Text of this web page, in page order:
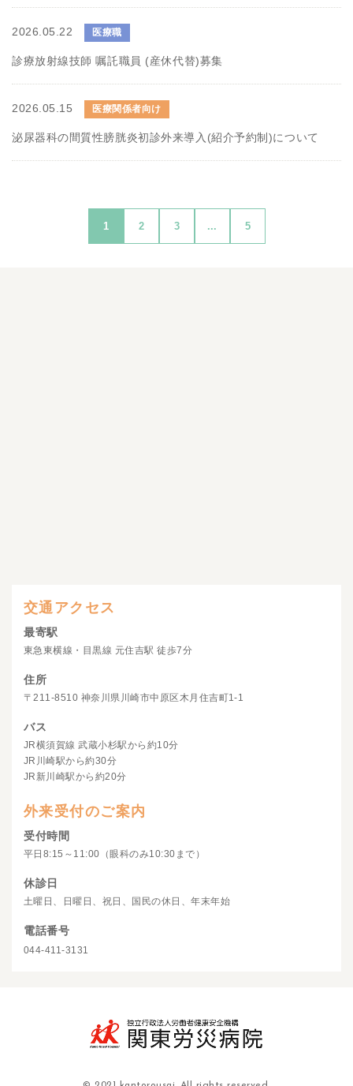
2026.05.22 医療職
診療放射線技師 嘱託職員 (産休代替)募集
2026.05.15 医療関係者向け
泌尿器科の間質性膀胱炎初診外来導入(紹介予約制)について
1 2 3 ... 5
交通アクセス
最寄駅
東急東横線・目黒線 元住吉駅 徒歩7分
住所
〒211-8510 神奈川県川崎市中原区木月住吉町1-1
バス
JR横須賀線 武蔵小杉駅から約10分
JR川崎駅から約30分
JR新川崎駅から約20分
外来受付のご案内
受付時間
平日8:15～11:00（眼科のみ10:30まで）
休診日
土曜日、日曜日、祝日、国民の休日、年末年始
電話番号
044-411-3131